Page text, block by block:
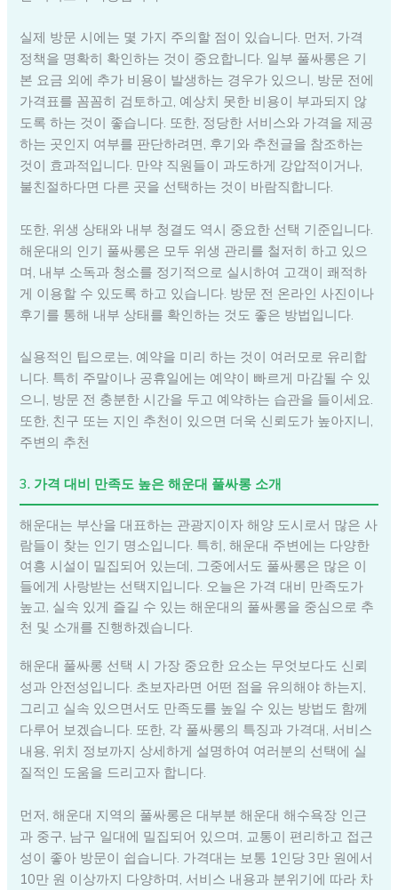
실제 방문 시에는 몇 가지 주의할 점이 있습니다. 먼저, 가격
정책을 명확히 확인하는 것이 중요합니다. 일부 풀싸롱은 기
본 요금 외에 추가 비용이 발생하는 경우가 있으니, 방문 전에
가격표를 꼼꼼히 검토하고, 예상치 못한 비용이 부과되지 않
도록 하는 것이 좋습니다. 또한, 정당한 서비스와 가격을 제공
하는 곳인지 여부를 판단하려면, 후기와 추천글을 참조하는
것이 효과적입니다. 만약 직원들이 과도하게 강압적이거나,
불친절하다면 다른 곳을 선택하는 것이 바람직합니다.
또한, 위생 상태와 내부 청결도 역시 중요한 선택 기준입니다.
해운대의 인기 풀싸롱은 모두 위생 관리를 철저히 하고 있으
며, 내부 소독과 청소를 정기적으로 실시하여 고객이 쾌적하
게 이용할 수 있도록 하고 있습니다. 방문 전 온라인 사진이나
후기를 통해 내부 상태를 확인하는 것도 좋은 방법입니다.
실용적인 팁으로는, 예약을 미리 하는 것이 여러모로 유리합
니다. 특히 주말이나 공휴일에는 예약이 빠르게 마감될 수 있
으니, 방문 전 충분한 시간을 두고 예약하는 습관을 들이세요.
또한, 친구 또는 지인 추천이 있으면 더욱 신뢰도가 높아지니,
주변의 추천
3. 가격 대비 만족도 높은 해운대 풀싸롱 소개
해운대는 부산을 대표하는 관광지이자 해양 도시로서 많은 사
람들이 찾는 인기 명소입니다. 특히, 해운대 주변에는 다양한
여흥 시설이 밀집되어 있는데, 그중에서도 풀싸롱은 많은 이
들에게 사랑받는 선택지입니다. 오늘은 가격 대비 만족도가
높고, 실속 있게 즐길 수 있는 해운대의 풀싸롱을 중심으로 추
천 및 소개를 진행하겠습니다.
해운대 풀싸롱 선택 시 가장 중요한 요소는 무엇보다도 신뢰
성과 안전성입니다. 초보자라면 어떤 점을 유의해야 하는지,
그리고 실속 있으면서도 만족도를 높일 수 있는 방법도 함께
다루어 보겠습니다. 또한, 각 풀싸롱의 특징과 가격대, 서비스
내용, 위치 정보까지 상세하게 설명하여 여러분의 선택에 실
질적인 도움을 드리고자 합니다.
먼저, 해운대 지역의 풀싸롱은 대부분 해운대 해수욕장 인근
과 중구, 남구 일대에 밀집되어 있으며, 교통이 편리하고 접근
성이 좋아 방문이 쉽습니다. 가격대는 보통 1인당 3만 원에서
10만 원 이상까지 다양하며, 서비스 내용과 분위기에 따라 차